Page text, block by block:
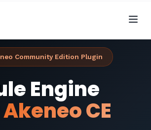
Community Edition Plugin
Engine
CE